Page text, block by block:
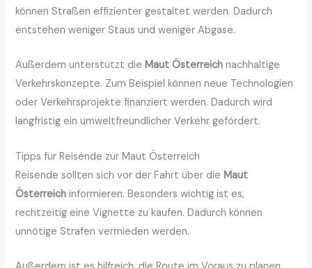
können Straßen effizienter gestaltet werden. Dadurch
entstehen weniger Staus und weniger Abgase.
Außerdem unterstützt dieMaut Österreich nachhaltige
Verkehrskonzepte. Zum Beispiel können neue Technologien
oder Verkehrsprojekte finanziert werden. Dadurch wird
langfristig ein umweltfreundlicher Verkehr gefördert.
Tipps für Reisende zur Maut Österreich
Reisende sollten sich vor der Fahrt über die Maut
Österreich informieren. Besonders wichtig ist es,
rechtzeitig eine Vignette zu kaufen. Dadurch können
unnötige Strafen vermieden werden.